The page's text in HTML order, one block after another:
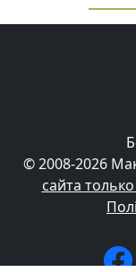
© 2008-2026
сайта